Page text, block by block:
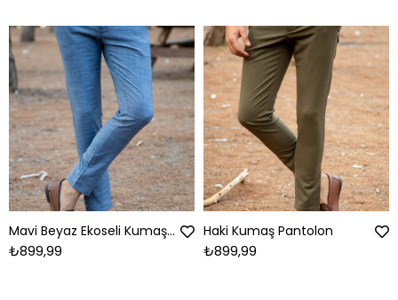
Mavi Beyaz Ekoseli Kumaş Pantolon
₺899,99
Haki Kumaş Pantolon
₺899,99